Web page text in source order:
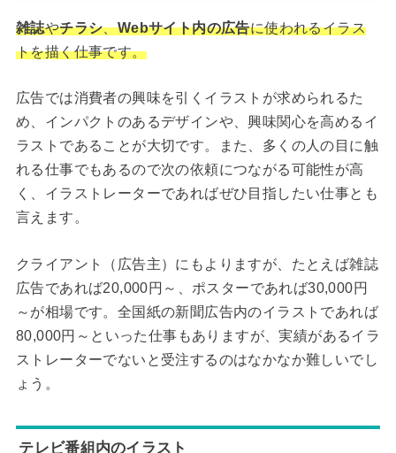
雑誌やチラシ、Webサイト内の広告に使われるイラス
トを描く仕事です。
広告では消費者の興味を引くイラストが求められるた
め、インパクトのあるデザインや、興味関心を高めるイ
ラストであることが大切です。また、多くの人の目に触
れる仕事でもあるので次の依頼につながる可能性が高
く、イラストレーターであればぜひ目指したい仕事とも
言えます。
クライアント（広告主）にもよりますが、たとえば雑誌
広告であれば20,000円～、ポスターであれば30,000円
～が相場です。全国紙の新聞広告内のイラストであれば
80,000円～といった仕事もありますが、実績があるイラ
ストレーターでないと受注するのはなかなか難しいでし
ょう。
テレビ番組内のイラスト